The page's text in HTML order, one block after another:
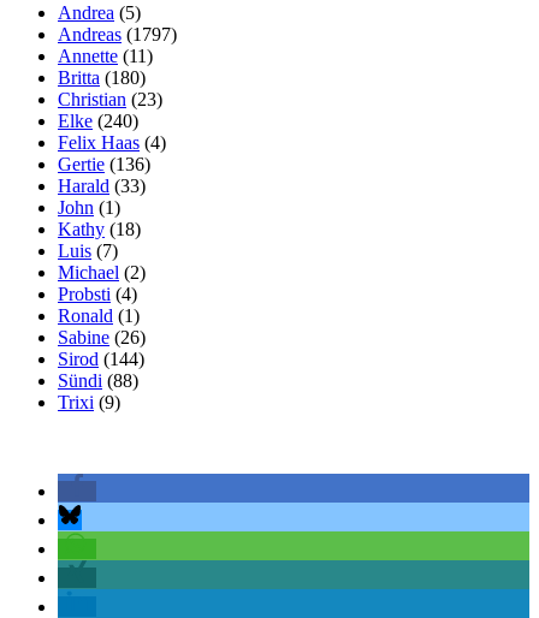
Andrea (5)
Andreas (1797)
Annette (11)
Britta (180)
Christian (23)
Elke (240)
Felix Haas (4)
Gertie (136)
Harald (33)
John (1)
Kathy (18)
Luis (7)
Michael (2)
Probsti (4)
Ronald (1)
Sabine (26)
Sirod (144)
Sündi (88)
Trixi (9)